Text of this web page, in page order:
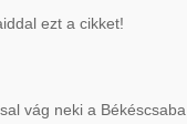
ezt a cikket!
vág neki a